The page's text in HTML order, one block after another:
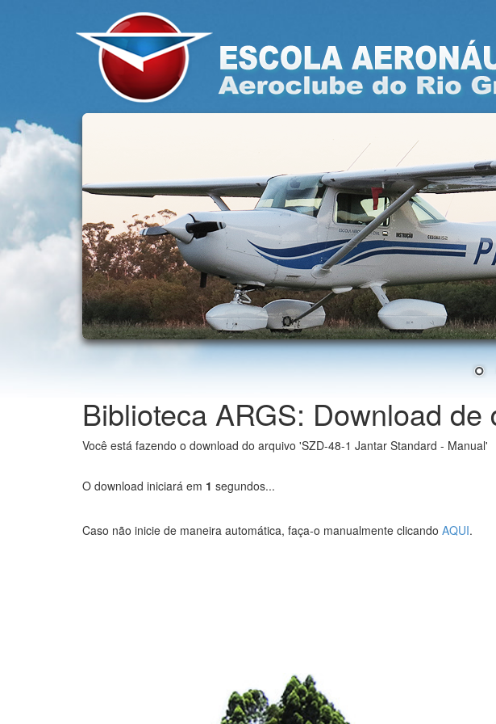
Biblioteca ARGS: Download de
Você está fazendo o download do arquivo 'SZD-48-1 Jantar Standard - Manual'
O download iniciará em 1 segundos...
Caso não inicie de maneira automática, faça-o manualmente clicando AQUI.